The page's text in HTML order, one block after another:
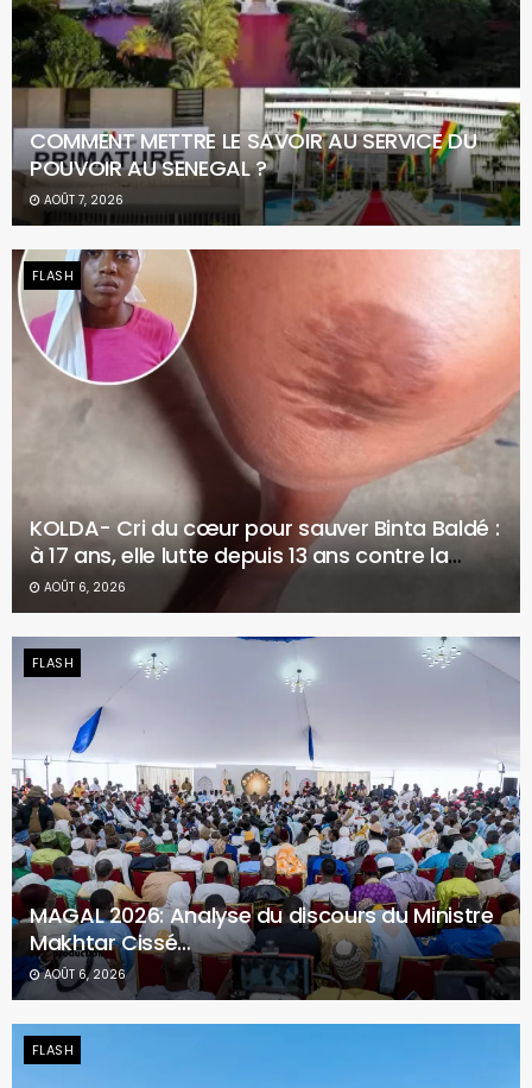
COMMENT METTRE LE SAVOIR AU SERVICE DU
POUVOIR AU SENEGAL ?
AOÛT 7, 2026
FLASH
KOLDA- Cri du cœur pour sauver Binta Baldé :
à 17 ans, elle lutte depuis 13 ans contre la
maladie
AOÛT 6, 2026
FLASH
MAGAL 2026: Analyse du discours du Ministre
Makhtar Cissé…
AOÛT 6, 2026
FLASH